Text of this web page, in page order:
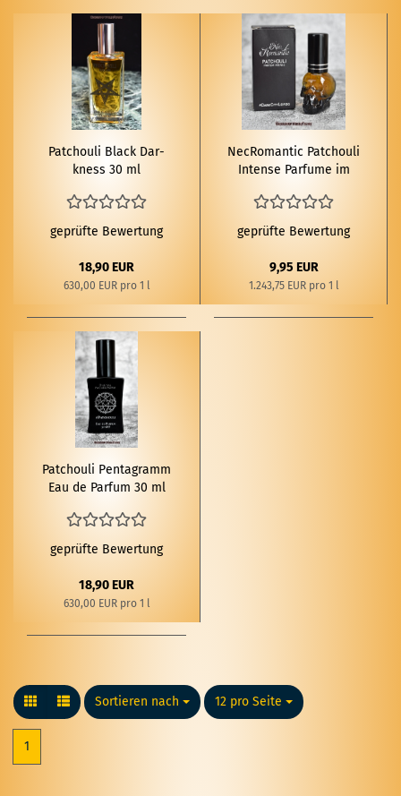
Patchouli Black Dar­
kness 30 ml
geprüfte Bewertung
18,90 EUR
630,00 EUR pro 1 l
Ne­cRo­man­tic Patchouli
In­ten­se Par­fu­me im
geprüfte Bewertung
9,95 EUR
1.243,75 EUR pro 1 l
Patchouli Pen­ta­gramm
Eau de Par­fum 30 ml
geprüfte Bewertung
18,90 EUR
630,00 EUR pro 1 l
Sortieren nach
Sortieren nach 12 pro Seite
pro Seite
1